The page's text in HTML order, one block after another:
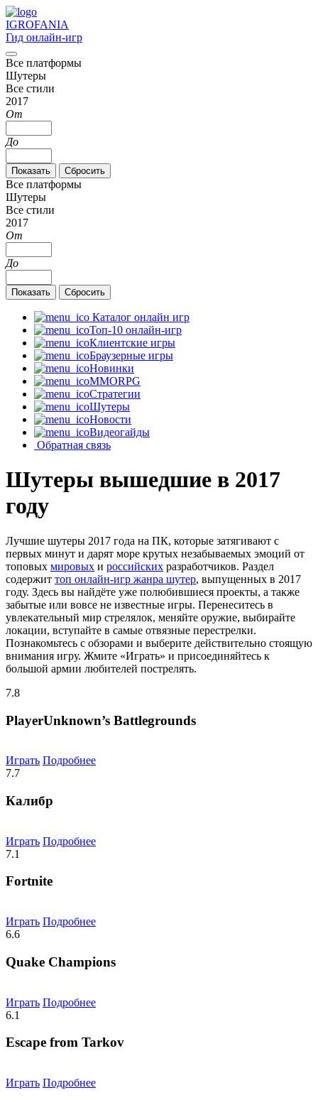
IGROFANIA
Гид онлайн-игр
Все платформы
Шутеры
Все стили
2017
От
До
Все платформы
Шутеры
Все стили
2017
От
До
Каталог онлайн игр
Топ-10 онлайн-игр
Клиентские игры
Браузерные игры
Новинки
MMORPG
Стратегии
Шутеры
Новости
Видеогайды
Обратная связь
Шутеры вышедшие в 2017
году
Лучшие шутеры 2017 года на ПК, которые затягивают с
первых минут и дарят море крутых незабываемых эмоций от
топовых мировых и российских разработчиков. Раздел
содержит топ онлайн-игр жанра шутер, выпущенных в 2017
году. Здесь вы найдёте уже полюбившиеся проекты, а также
забытые или вовсе не известные игры. Перенеситесь в
увлекательный мир стрелялок, меняйте оружие, выбирайте
локации, вступайте в самые отвязные перестрелки.
Познакомьтесь с обзорами и выберите действительно стоящую
внимания игру. Жмите «Играть» и присоединяйтесь к
большой армии любителей пострелять.
7.8
PlayerUnknown’s Battlegrounds
Играть Подробнее
7.7
Калибр
Играть Подробнее
7.1
Fortnite
Играть Подробнее
6.6
Quake Champions
Играть Подробнее
6.1
Escape from Tarkov
Играть Подробнее